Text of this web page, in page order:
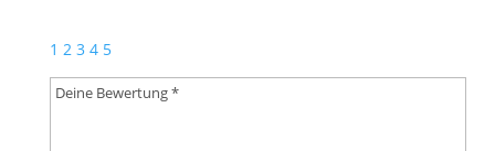
1 2 3 4 5